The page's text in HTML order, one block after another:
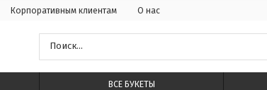
Корпоративным клиентам О нас
ВСЕ БУКЕТЫ